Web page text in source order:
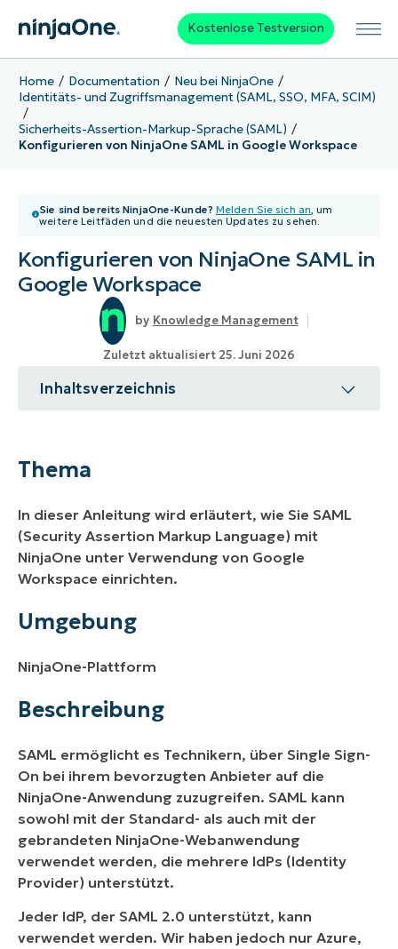
Kostenlose Testversion
Home Documentation
Neu bei NinjaOne
Identitäts- und Zugriffsmanagement (SAML, SSO, MFA, SCIM)
Sicherheits-Assertion-Markup-Sprache (SAML)
Konfigurieren von NinjaOne SAML in Google Workspace
Sie sind bereits NinjaOne-Kunde? Melden Sie sich an, um
weitere Leitfäden und die neuesten Updates zu sehen.
Konfigurieren von NinjaOne SAML in
Google Workspace
Knowledge Management
Zuletzt aktualisiert 25. Juni 2026
Inhaltsverzeichnis
Weitere Ressourcen
Thema
In dieser Anleitung wird erläutert, wie Sie SAML
(Security Assertion Markup Language) mit
NinjaOne unter Verwendung von Google
Workspace einrichten.
Umgebung
NinjaOne-Plattform
Beschreibung
SAML ermöglicht es Technikern, über Single Sign-
On bei ihrem bevorzugten Anbieter auf die
NinjaOne-Anwendung zuzugreifen. SAML kann
sowohl mit der Standard- als auch mit der
gebrandeten NinjaOne-Webanwendung
verwendet werden, die mehrere IdPs (Identity
Provider) unterstützt.
Jeder IdP, der SAML 2.0 unterstützt, kann
verwendet werden. Wir haben jedoch nur Azure,